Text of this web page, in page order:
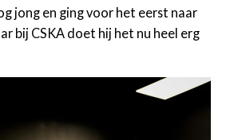
jong en ging voor het eerst naar
bij CSKA doet hij het nu heel erg